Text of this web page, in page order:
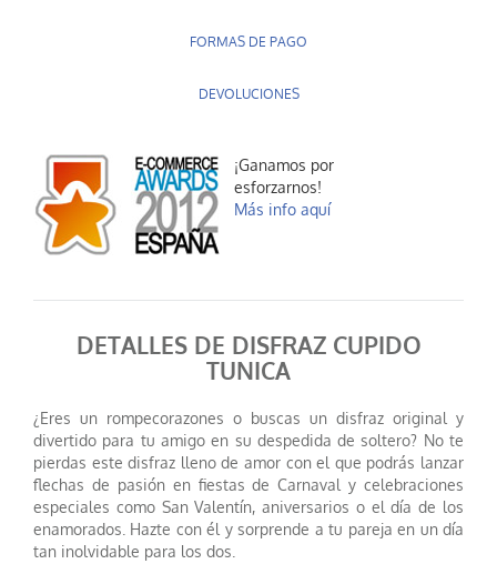
FORMAS DE PAGO
DEVOLUCIONES
¡Ganamos por
esforzarnos!
Más info aquí
DETALLES DE DISFRAZ CUPIDO
TUNICA
¿Eres un rompecorazones o buscas un disfraz original y
divertido para tu amigo en su despedida de soltero? No te
pierdas este disfraz lleno de amor con el que podrás lanzar
flechas de pasión en fiestas de Carnaval y celebraciones
especiales como San Valentín, aniversarios o el día de los
enamorados. Hazte con él y sorprende a tu pareja en un día
tan inolvidable para los dos.